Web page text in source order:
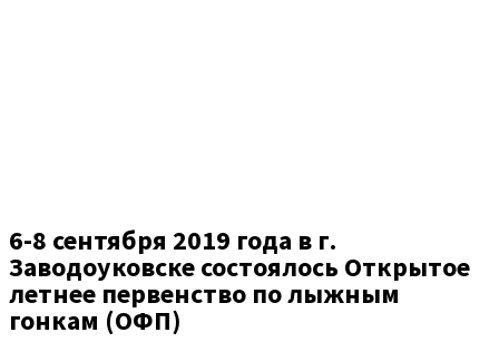
6-8 сентября 2019 года в г.
Заводоуковске состоялось Открытое
летнее первенство по лыжным
гонкам (ОФП)